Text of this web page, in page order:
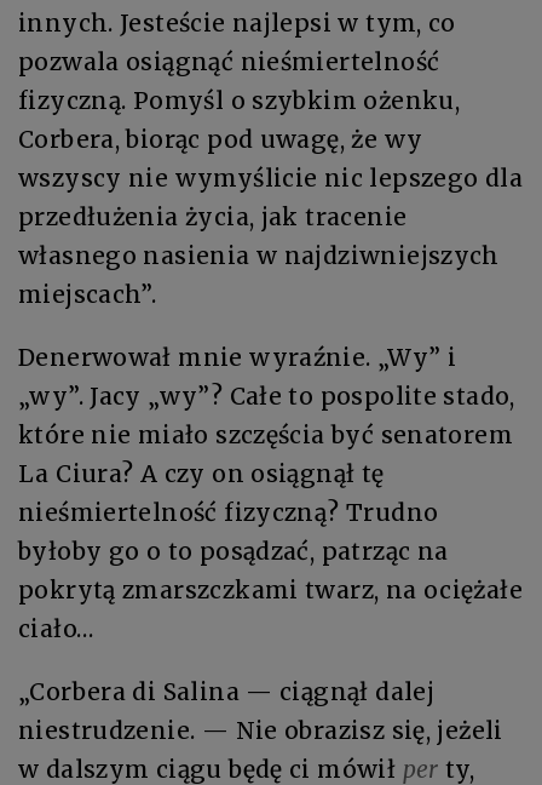
innych. Jesteście najlepsi w tym, co
pozwala osiągnąć nieśmiertelność
fizyczną. Pomyśl o szybkim ożenku,
Corbera, biorąc pod uwagę, że wy
wszyscy nie wymyślicie nic lepszego dla
przedłużenia życia, jak tracenie
własnego nasienia w najdziwniejszych
miejscach”.
Denerwował mnie wyraźnie. „Wy” i
„wy”. Jacy „wy”? Całe to pospolite stado,
które nie miało szczęścia być senatorem
La Ciura? A czy on osiągnął tę
nieśmiertelność fizyczną? Trudno
byłoby go o to posądzać, patrząc na
pokrytą zmarszczkami twarz, na ociężałe
ciało…
„Corbera di Salina — ciągnął dalej
niestrudzenie. — Nie obrazisz się, jeżeli
w dalszym ciągu będę ci mówił per ty,